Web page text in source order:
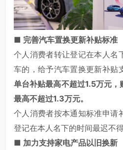
■ 完善汽车置换更新补贴标准
个人消费者转让登记在本人名
车的，给予汽车置换更新补贴
单台补贴最高不超过1.5万元
最高不超过1.3万元。
个人消费者按本通知标准申请
登记在本人名下的时间最迟不
■ 加力支持家电产品以旧换新